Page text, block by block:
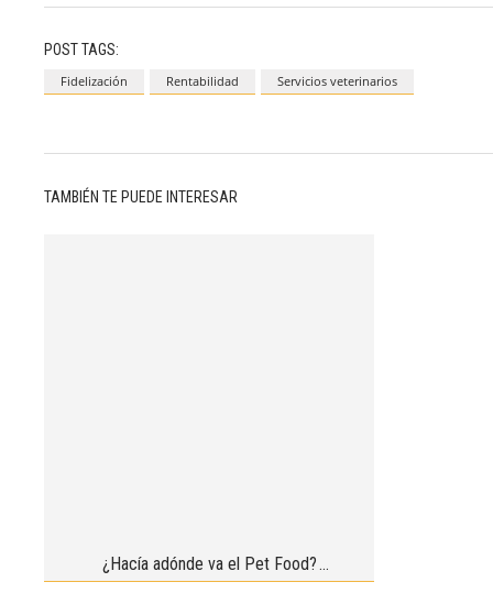
POST TAGS:
Fidelización Rentabilidad Servicios veterinarios
TAMBIÉN TE PUEDE INTERESAR
¿Hacía adónde va el Pet Food?